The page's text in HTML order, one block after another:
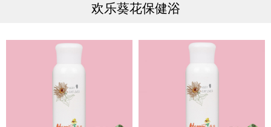
欢乐葵花保健浴